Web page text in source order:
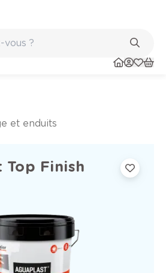
et enduits
Finish